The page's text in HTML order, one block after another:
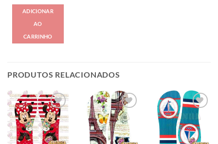
ADICIONAR
AO
CARRINHO
PRODUTOS RELACIONADOS